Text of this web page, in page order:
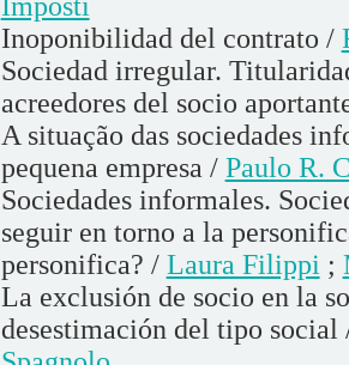
Imposti
Inoponibilidad del contrato /
Sociedad irregular.
acreedores del socio
A situação das sociedades
pequena empresa / Paulo R.
Sociedades informales.
seguir en torno a la
personifica? / Laura Filippi;
La exclusión de socio en la
desestimación del tipo